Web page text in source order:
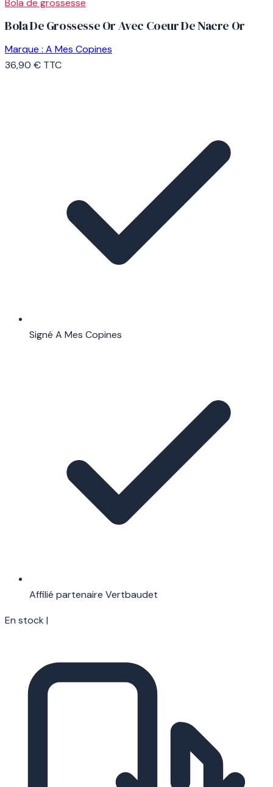
Bola de grossesse
Bola De Grossesse Or Avec Coeur De Nacre Or
Marque : A Mes Copines
36,90 € TTC
Signé A Mes Copines
Affilié partenaire Vertbaudet
En stock |